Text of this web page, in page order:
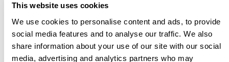
This website uses cookies
We use cookies to personalise content and ads, to provide
social media features and to analyse our traffic. We also
share information about your use of our site with our social
media, advertising and analytics partners who may
chcesz coś przekąsić, możesz zafundować sobie garść
orzechów – dostarczają witaminy z grupy B oraz cenne
kwasy tłuszczowe, nie przekarmiając tych „złych” bakterii
jelitowych.